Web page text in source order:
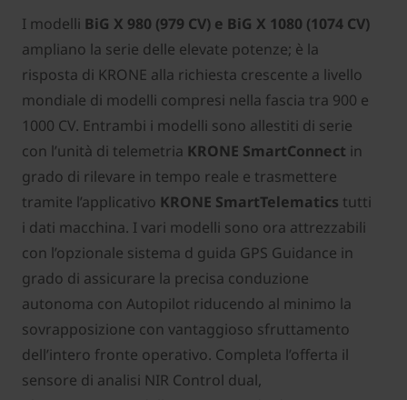
I modelli BiG X 980 (979 CV) e BiG X 1080 (1074 CV)
ampliano la serie delle elevate potenze; è la
risposta di KRONE alla richiesta crescente a livello
mondiale di modelli compresi nella fascia tra 900 e
1000 CV. Entrambi i modelli sono allestiti di serie
con l’unità di telemetria KRONE SmartConnect in
grado di rilevare in tempo reale e trasmettere
tramite l’applicativo KRONE SmartTelematics tutti
i dati macchina. I vari modelli sono ora attrezzabili
con l’opzionale sistema d guida GPS Guidance in
grado di assicurare la precisa conduzione
autonoma con Autopilot riducendo al minimo la
sovrapposizione con vantaggioso sfruttamento
dell’intero fronte operativo. Completa l’offerta il
sensore di analisi NIR Control dual,